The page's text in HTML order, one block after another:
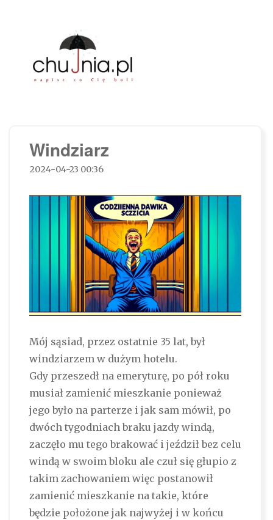
Windziarz
2024-04-23 00:36
Mój sąsiad, przez ostatnie 35 lat, był
windziarzem w dużym hotelu.
Gdy przeszedł na emeryturę, po pół roku
musiał zamienić mieszkanie ponieważ
jego było na parterze i jak sam mówił, po
dwóch tygodniach braku jazdy windą,
zaczęło mu tego brakować i jeździł bez celu
windą w swoim bloku ale czuł się głupio z
takim zachowaniem więc postanowił
zamienić mieszkanie na takie, które
będzie położone jak najwyżej i w końcu